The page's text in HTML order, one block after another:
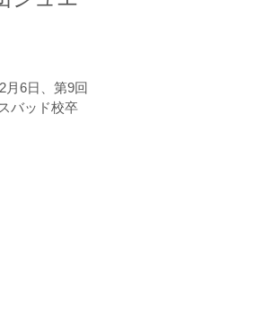
月6日、第9回
バッド校卒